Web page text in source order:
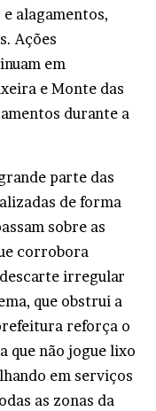
alagamentos,
Ações
em
e Monte das
durante a
parte das
de forma
sobre as
corrobora
irregular
que obstrui a
reforça o
que não jogue lixo
em serviços
as zonas da